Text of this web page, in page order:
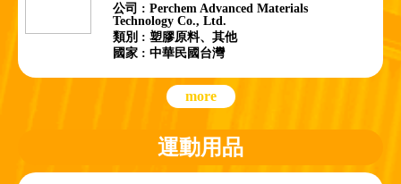
公司 : Perchem Advanced Materials
Technology Co., Ltd.
類別 : 塑膠原料、其他
國家 : 中華民國台灣
more
運動用品